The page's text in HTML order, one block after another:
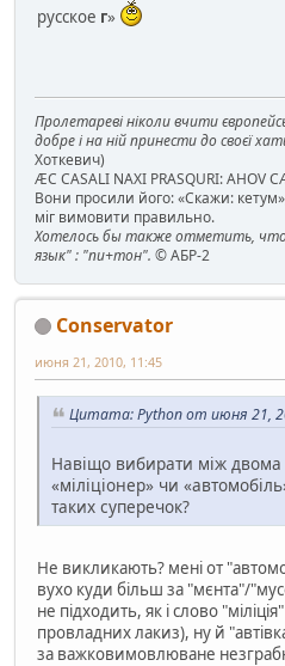
русское г»
Пролетареві ніколи вчити
добре і на ній принести до своєї
Хоткевич)
ÆC CASALI NAXI PRASQURI: AHOV
Вони просили його: «Скажи:
міг вимовити правильно.
Хотелось бы также отметить,
язык" : "пи+тон". © АБР-2
Conservator
июня 21, 2010, 11:45
Цитата: Python от июня 21,
Навіщо вибирати між
«міліціонер» чи
таких суперечок?
Не викликають? мені от
вухо куди більш за "мєнта"/
не підходить, як і слово
провладних лакиз), ну й
за важковимовлюване